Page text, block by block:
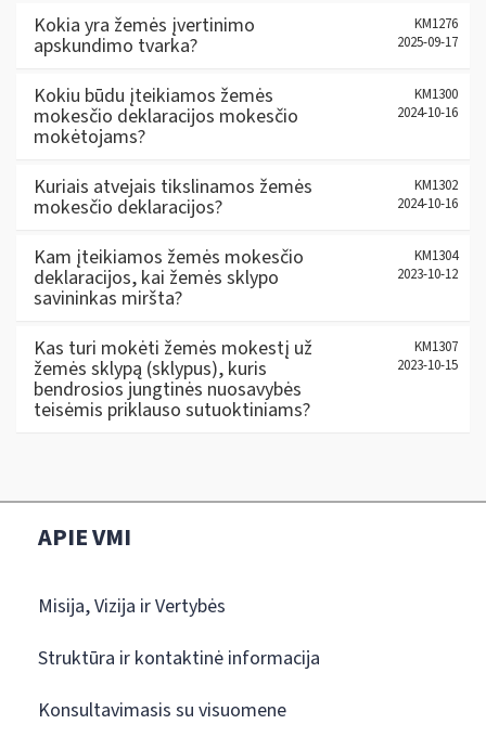
Kokia yra žemės įvertinimo
apskundimo tvarka?
KM1276
2025-09-17
Kokiu būdu įteikiamos žemės
mokesčio deklaracijos mokesčio
mokėtojams?
KM1300
2024-10-16
Kuriais atvejais tikslinamos žemės
mokesčio deklaracijos?
KM1302
2024-10-16
Kam įteikiamos žemės mokesčio
deklaracijos, kai žemės sklypo
savininkas miršta?
KM1304
2023-10-12
Kas turi mokėti žemės mokestį už
žemės sklypą (sklypus), kuris
bendrosios jungtinės nuosavybės
teisėmis priklauso sutuoktiniams?
KM1307
2023-10-15
APIE VMI
Misija, Vizija ir Vertybės
Struktūra ir kontaktinė informacija
Konsultavimasis su visuomene